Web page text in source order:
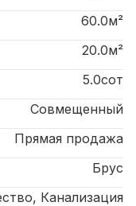
60.0м²
20.0м²
5.0сот
Совмещенный
Прямая продажа
Брус
Канализация